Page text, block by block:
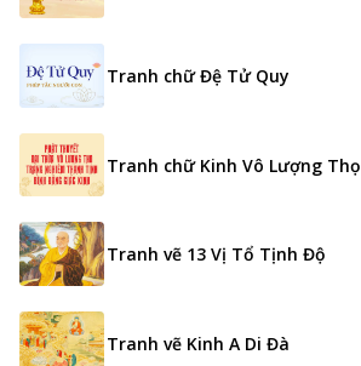
Tranh chữ Đệ Tử Quy
Tranh chữ Kinh Vô Lượng Thọ
Tranh vẽ 13 Vị Tổ Tịnh Độ
Tranh vẽ Kinh A Di Đà